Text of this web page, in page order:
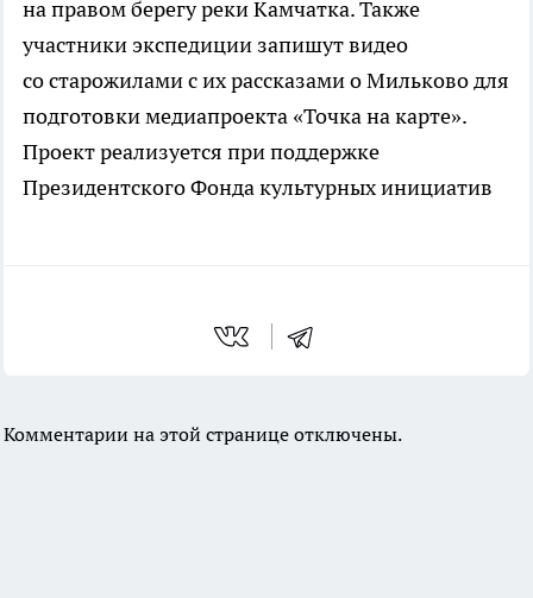
на правом берегу реки Камчатка. Также
участники экспедиции запишут видео
со старожилами с их рассказами о Мильково для
подготовки медиапроекта «Точка на карте».
Проект реализуется при поддержке
Президентского Фонда культурных инициатив
Комментарии на этой странице отключены.